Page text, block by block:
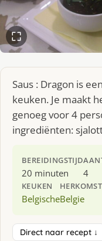
Saus : Dragon is
keuken. Je maakt
genoeg voor 4
ingrediënten:
BEREIDINGSTIJD
20 minuten 4
KEUKEN
Belgische
HERKOMST
Belgie
Direct naar recept ↓